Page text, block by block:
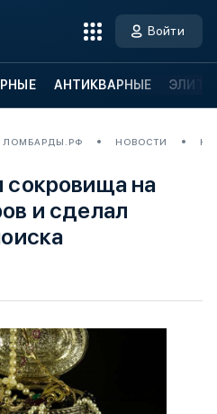
Войти
АНТИКВАРНЫЕ
ЛОМБАРДЫ.РФ НОВОСТИ
сокровища на
и сделал